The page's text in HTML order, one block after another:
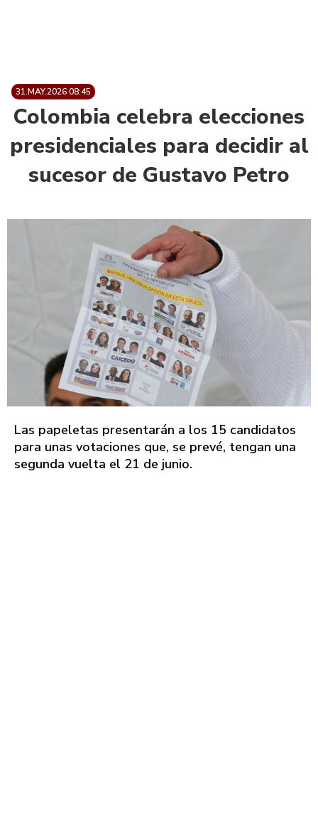
31.MAY.2026 08:45
Colombia celebra elecciones
presidenciales para decidir al
sucesor de Gustavo Petro
Las papeletas presentarán a los 15 candidatos
para unas votaciones que, se prevé, tengan una
segunda vuelta el 21 de junio.